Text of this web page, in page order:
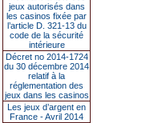
jeux autorisés dans
les casinos fixée par
l’article D. 321-13 du
code de la sécurité
intérieure
Décret no 2014-1724
du 30 décembre 2014
relatif à la
réglementation des
jeux dans les casinos
Les jeux d’argent en
France - Avril 2014